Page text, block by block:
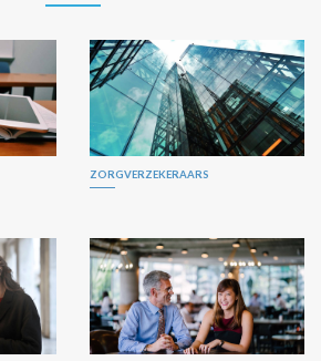
ZORGVERZEKERAARS